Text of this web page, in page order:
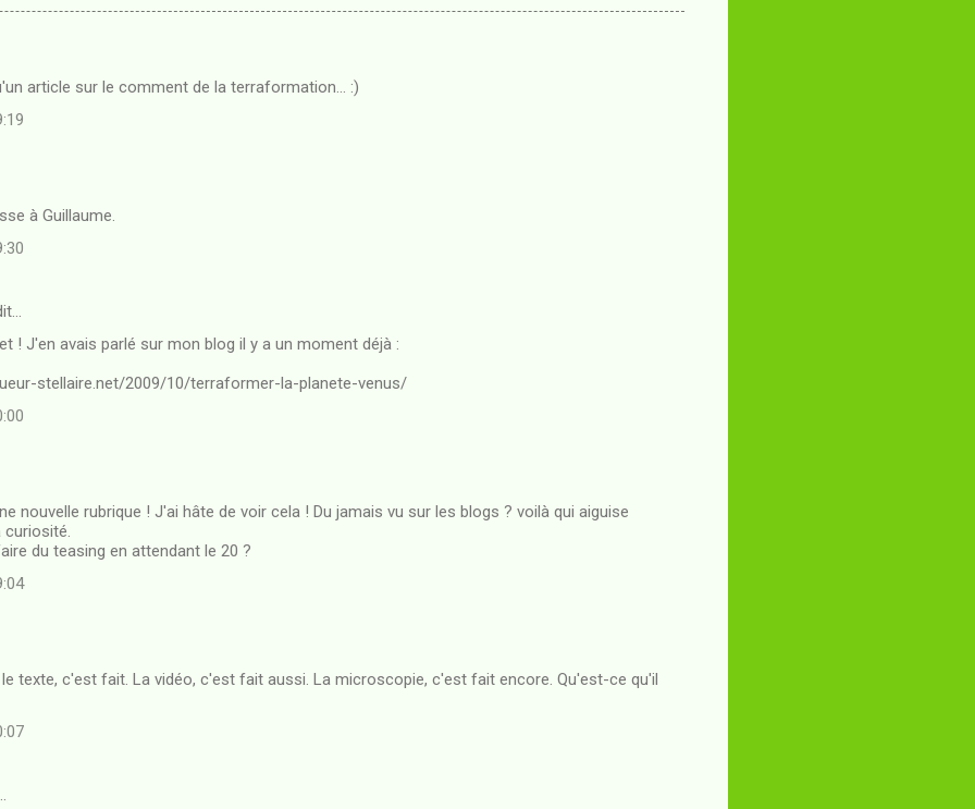
article sur le comment de la terraformation... :)
à Guillaume.
! J'en avais parlé sur mon blog il y a un moment déjà :
stellaire.net/2009/10/terraformer-la-planete-venus/
nouvelle rubrique ! J'ai hâte de voir cela ! Du jamais vu sur les blogs ? voilà qui aiguise
curiosité.
du teasing en attendant le 20 ?
le texte, c'est fait. La vidéo, c'est fait aussi. La microscopie, c'est fait encore. Qu'est-ce qu'il